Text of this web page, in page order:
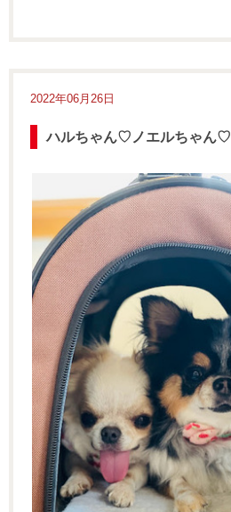
2022年06月26日
ハルちゃん♡ノエルちゃん♡